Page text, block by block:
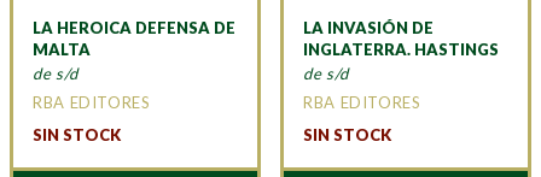
LA HEROICA DEFENSA DE
MALTA
de s/d
RBA EDITORES
SIN STOCK
LA INVASIÓN DE
INGLATERRA. HASTINGS
de s/d
RBA EDITORES
SIN STOCK